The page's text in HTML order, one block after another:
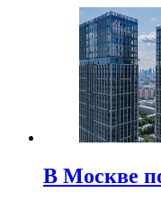
В Москве